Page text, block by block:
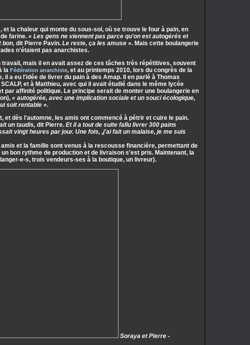
et la chaleur qui monte du sous-sol, où se trouve le four à pain, en
farine. « Les gens ne viennent pas parce qu'on est autogérés et
bon, dit Pierre Pavin. Le reste, ça les amuse ». Mais cette boulangerie
n'étaient pas anarchistes.
travail, mais il en avait assez de ces tâches très répétitives, souvent
la Fédération anarchiste, et au printemps 2010, lors du congrès de la
il a eu l'idée de livrer du pain à des Amap. Il en parlé à Thomas
et à Matthieu, avec qui il avait étudié dans le même lycée
par affinité politique. Le principe serait de monter une boulangerie en
« autogérée, avec une implication sociale et un souci écologique,
soit rentable ».
et dès l'automne, les amis ont commencé à pétrir et cuire le pain.
un taudis, dit Pierre. Et il a tout de suite fallu livrer 300 pains
vingt heures par jour. Une fois, ,j'ai fait un malaise, je me suis
et la famille sont venus à la rescousse financière, permettant de
bon rythme de production et de livraison s'est pris. Maintenant, la
e-s, trois vendeurs-ses à la boutique, un livreur).
Soraya et Pierre -